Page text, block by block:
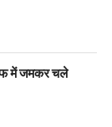
में जमकर चले